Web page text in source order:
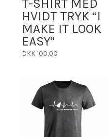
T-SHIRT MED
HVIDT TRYK “I
MAKE IT LOOK
EASY”
DKK100,00